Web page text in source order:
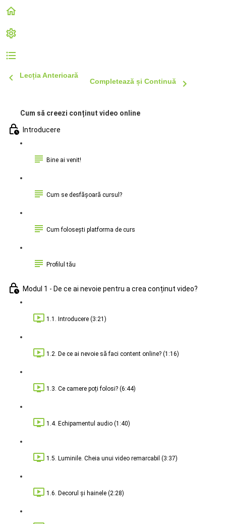
Lecția Anterioară
Completează și Continuă
Cum să creezi conținut video online
Introducere
Bine ai venit!
Cum se desfășoară cursul?
Cum folosești platforma de curs
Profilul tău
Modul 1 - De ce ai nevoie pentru a crea conținut video?
1.1. Introducere (3:21)
1.2. De ce ai nevoie să faci content online? (1:16)
1.3. Ce camere poți folosi? (6:44)
1.4. Echipamentul audio (1:40)
1.5. Luminile. Cheia unui video remarcabil (3:37)
1.6. Decorul și hainele (2:28)